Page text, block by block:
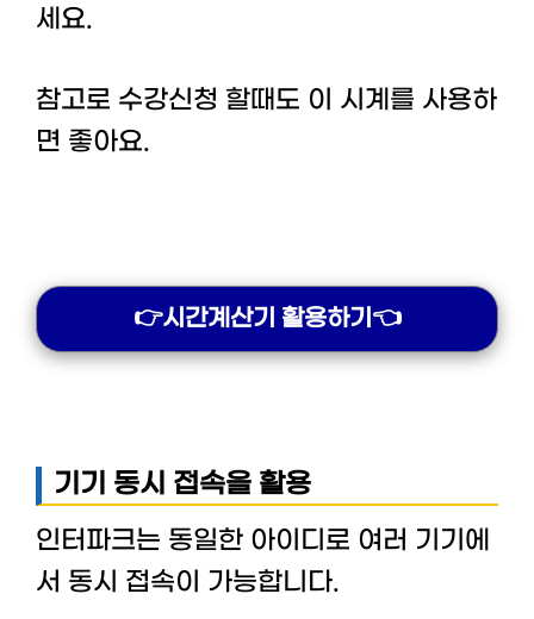
세요.
참고로 수강신청 할때도 이 시계를 사용하
면 좋아요.
👉시간계산기 활용하기👈
기기 동시 접속을 활용
인터파크는 동일한 아이디로 여러 기기에
서 동시 접속이 가능합니다.